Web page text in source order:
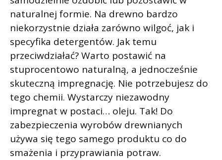
naturalnej formie. Na drewno bardzo
niekorzystnie działa zarówno wilgoć, jak i
specyfika detergentów. Jak temu
przeciwdziałać? Warto postawić na
stuprocentowo naturalną, a jednocześnie
skuteczną impregnację. Nie potrzebujesz do
tego chemii. Wystarczy niezawodny
impregnat w postaci… oleju. Tak! Do
zabezpieczenia wyrobów drewnianych
używa się tego samego produktu co do
smażenia i przyprawiania potraw.